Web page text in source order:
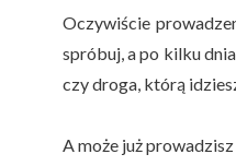
Oczywiście
spróbuj, a po kilku
czy droga, którą
A może już